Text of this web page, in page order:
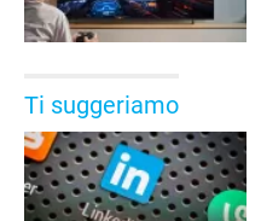
Ti suggeriamo